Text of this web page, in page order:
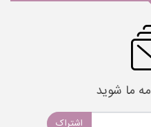
ما شوید
اشتراک